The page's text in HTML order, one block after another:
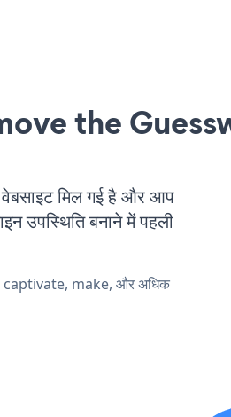
the
मिल गई है और आप
उपस्थिति बनाने में पहली
make, और अधिक